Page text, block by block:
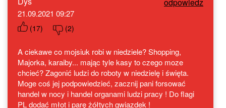
21.09.2021 09:27
(17) (2)
A ciekawe co mojsiuk robi w niedziele? Shopping,
Majorka, karaiby... mając tyle kasy to czego moze
chcieć? Zagonić ludzi do roboty w niedzielę i święta.
Moge coś jej podpowiedzieć, zacznij pani forsować
handel w nocy i handel organami ludzi pracy ! Do flagi
PL dodać młot i parę żółtych gwiazdek !